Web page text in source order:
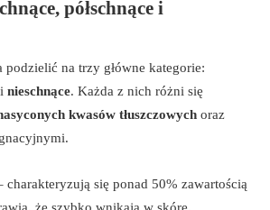
półschnące i
podzielić na trzy główne kategorie:
i nieschnące. Każda z nich różni się
kwasów tłuszczowych oraz
charakteryzują się ponad 50% zawartością
że szybko wnikają w skórę,